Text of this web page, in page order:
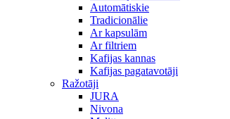
Automātiskie
Tradicionālie
Ar kapsulām
Ar filtriem
Kafijas kannas
Kafijas pagatavotāji
Ražotāji
JURA
Nivona